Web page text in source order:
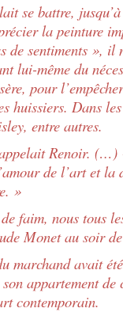
se battre,
la peinture
de sentiments »,
lui-même du
pour
huissiers. Dans
entre autres.
Renoir. (…)
de l’art et la
»
faim, nous tous
Monet au soir
marchand avait
appartement de
contemporain.